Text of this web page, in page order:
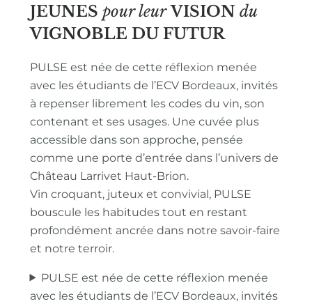
JEUNES pour leur VISION du
VIGNOBLE DU FUTUR
PULSE est née de cette réflexion menée
avec les étudiants de l’ECV Bordeaux, invités
à repenser librement les codes du vin, son
contenant et ses usages. Une cuvée plus
accessible dans son approche, pensée
comme une porte d’entrée dans l’univers de
Château Larrivet Haut-Brion.
Vin croquant, juteux et convivial, PULSE
bouscule les habitudes tout en restant
profondément ancrée dans notre savoir-faire
et notre terroir.
PULSE est née de cette réflexion menée
avec les étudiants de l’ECV Bordeaux, invités